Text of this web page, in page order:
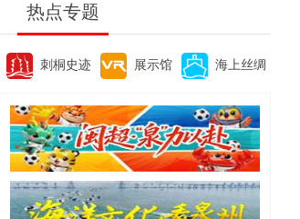
热点专题
刺桐史迹 展示馆 海上丝绸